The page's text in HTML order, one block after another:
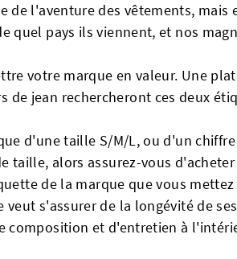
l'aventure des vêtements, mais
quel pays ils viennent, et nos
votre marque en valeur. Une
de jean rechercheront ces deux
d'une taille S/M/L, ou d'un
taille, alors assurez-vous
de la marque que vous
s'assurer de la longévité de
composition et d'entretien à